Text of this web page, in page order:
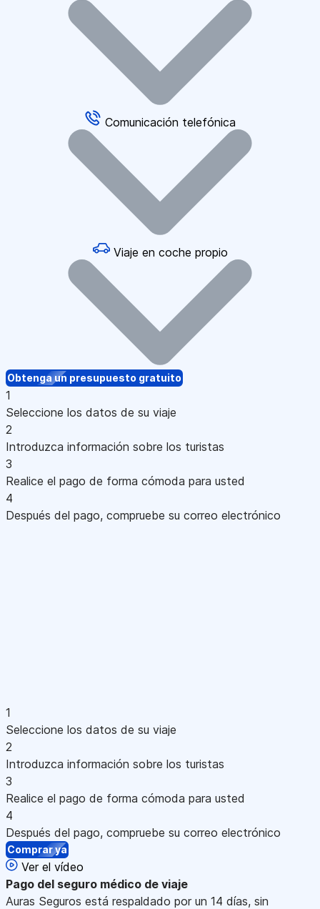
Comunicación telefónica
Viaje en coche propio
Obtenga un presupuesto gratuito
1
Seleccione los datos de su viaje
2
Introduzca información sobre los turistas
3
Realice el pago de forma cómoda para usted
4
Después del pago, compruebe su correo electrónico
1
Seleccione los datos de su viaje
2
Introduzca información sobre los turistas
3
Realice el pago de forma cómoda para usted
4
Después del pago, compruebe su correo electrónico
Comprar ya
Ver el vídeo
Pago del seguro médico de viaje
Auras Seguros está respaldado por un 14 días, sin